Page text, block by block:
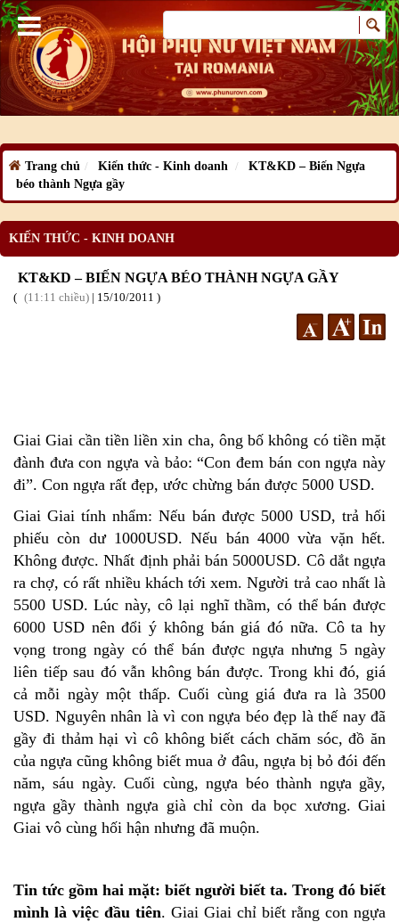
Trang chủ Kiến thức - Kinh doanh
KT&KD – Biến Ngựa
béo thành Ngựa gầy
KIẾN THỨC - KINH DOANH
KT&KD – BIẾN NGỰA BÉO THÀNH NGỰA GẦY
11:11 chiều | 15/10/2011
Giai Giai cần tiền liền xin cha, ông bố không có tiền mặt
đành đưa con ngựa và bảo: “Con đem bán con ngựa này
đi”. Con ngựa rất đẹp, ước chừng bán được 5000 USD.
Giai Giai tính nhẩm: Nếu bán được 5000 USD, trả hối
phiếu còn dư 1000USD. Nếu bán 4000 vừa vặn hết.
Không được. Nhất định phải bán 5000USD. Cô dắt ngựa
ra chợ, có rất nhiều khách tới xem. Người trả cao nhất là
5500 USD. Lúc này, cô lại nghĩ thầm, có thể bán được
6000 USD nên đổi ý không bán giá đó nữa. Cô ta hy
vọng trong ngày có thể bán được ngựa nhưng 5 ngày
liên tiếp sau đó vẫn không bán được. Trong khi đó, giá
cả mỗi ngày một thấp. Cuối cùng giá đưa ra là 3500
USD. Nguyên nhân là vì con ngựa béo đẹp là thế nay đã
gầy đi thảm hại vì cô không biết cách chăm sóc, đồ ăn
của ngựa cũng không biết mua ở đâu, ngựa bị bỏ đói đến
năm, sáu ngày. Cuối cùng, ngựa béo thành ngựa gầy,
ngựa gầy thành ngựa già chỉ còn da bọc xương. Giai
Giai vô cùng hối hận nhưng đã muộn.
Tin tức gồm hai mặt: biết người biết ta. Trong đó biết
mình là việc đầu tiên. Giai Giai chỉ biết rằng con ngựa